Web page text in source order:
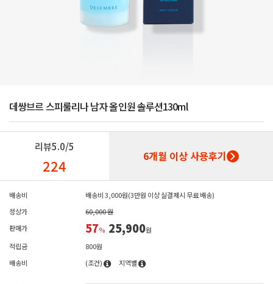
데쌍브르 스피룰리나 남자 올인원 솔루션130ml
리뷰5.0/5
224 6개월 이상 사용후기
배송비
배송비 3,000원(3만원 이상 실결제시 무료 배송)
정상가
60,000 원
판매가
57% 25,900원
적립금
800원
배송비
(조건) 지역별